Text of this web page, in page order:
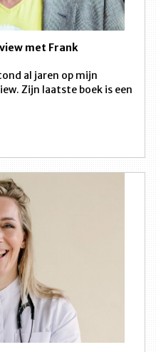
met Frank
al jaren op mijn
Zijn laatste boek is een